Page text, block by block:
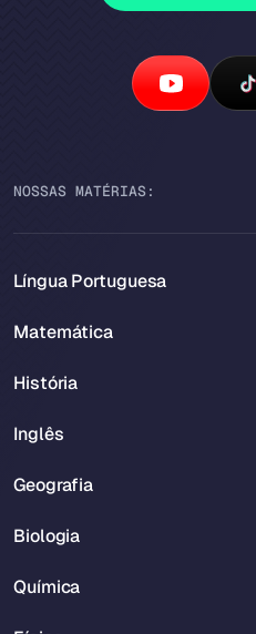
NOSSAS MATÉRIAS:
Língua Portuguesa
Matemática
História
Inglês
Geografia
Biologia
Química